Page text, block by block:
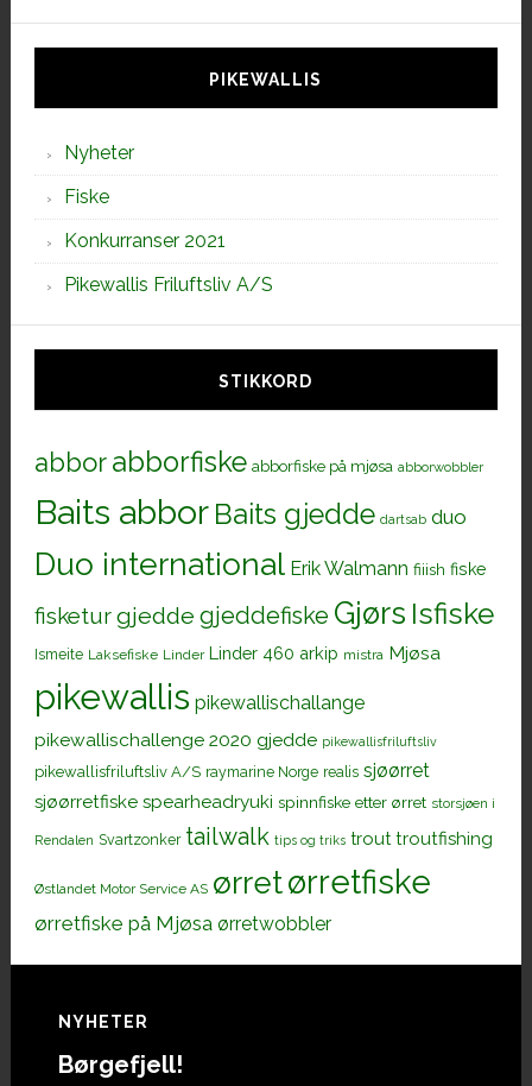
PIKEWALLIS
Nyheter
Fiske
Konkurranser 2021
Pikewallis Friluftsliv A/S
STIKKORD
abborabborfiske abborfiske på mjøsa abborwobbler
Baits abbor Baits gjedde dartsab duo
Duo international Erik Walmann fiiish fiske
fisketurgjedde gjeddefiske Gjørs Isfiske
Ismeite Laksefiske Linder Linder 460 arkip mistra Mjøsa
pikewallis pikewallischallange
pikewallischallenge 2020 gjedde pikewallisfriluftsliv
pikewallisfriluftsliv A/S raymarine Norge realis sjøørret
sjøørretfiske spearheadryuki spinnfiske etter ørret storsjøen i
Rendalen Svartzonker tailwalk tips og triks trout troutfishing
Østlandet Motor Service AS ørretørretfiske
ørretfiske på Mjøsa ørretwobbler
Footer
NYHETER
Børgefjell!